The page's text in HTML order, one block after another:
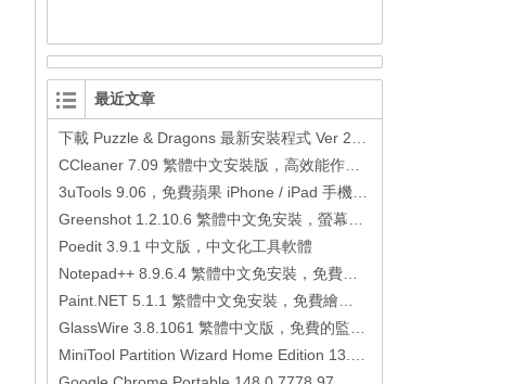
最近文章
Poedit 3.9.1 中文版，中文化工具軟體